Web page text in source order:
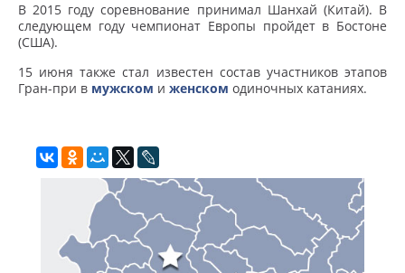
В 2015 году соревнование принимал Шанхай (Китай). В
следующем году чемпионат Европы пройдет в Бостоне
(США).
15 июня также стал известен состав участников этапов
Гран-при в мужском и женском одиночных катаниях.